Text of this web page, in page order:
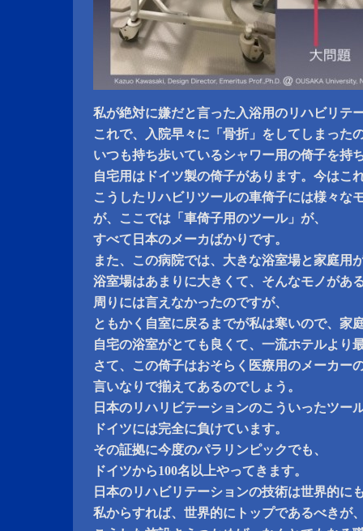
私が絶対に嫌だと言った入浴用のリハビリテ
これで、入院早々に「骨折」をしてしまった
いつも持ち歩いているシャワー用の倚子を持
自宅用はドイツ製の倚子があります。今はこ
こうしたリハビリツールの車倚子には様々な
が、ここでは「車倚子用のツール」が、
すべて日本のメーカばかりです。
また、この病院では、大きな浴室場と家庭用
浴室場はあまりに大きくて、そんなモノがあ
周りには言えなかったのですが、
ともかく自室に戻るまでが私は寒いので、家
自宅の浴室がとても良くて、一流ホテルより
さて、この倚子はおそらく医療用のメーカー
言いなりで揃えてあるのでしょう。
日本のリハリビテーションのこういったツー
ドイツには完全に負けています。
その証拠に今度のパラリンピックでも、
ドイツから100名以上やってきます。
日本のリハビリテーションの技術は世界的に
私からすれば、世界的にトップであるべきが